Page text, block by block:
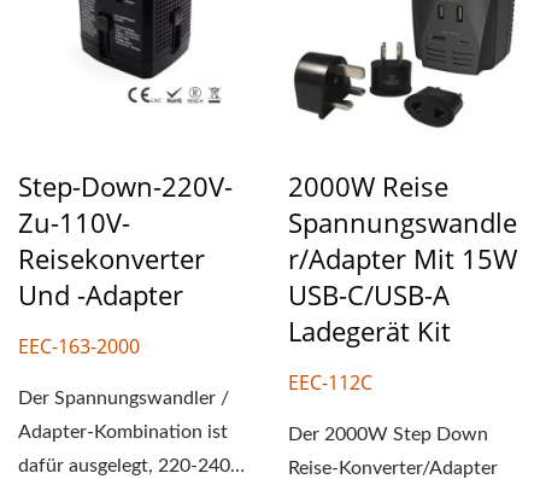
Step-Down-220V-
Zu-110V-
Reisekonverter
Und -Adapter
EEC-163-2000
Der Spannungswandler /
Adapter-Kombination ist
dafür ausgelegt, 220-240V
2000W Reise
Spannungswandle
R/Adapter Mit 15W
USB-C/USB-A
Ladegerät Kit
EEC-112C
Der 2000W Step Down
Reise-Konverter/Adapter